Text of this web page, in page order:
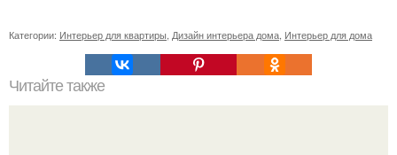
Категории: Интерьер для квартиры Дизайн интерьера дома Интерьер для дома
Читайте также